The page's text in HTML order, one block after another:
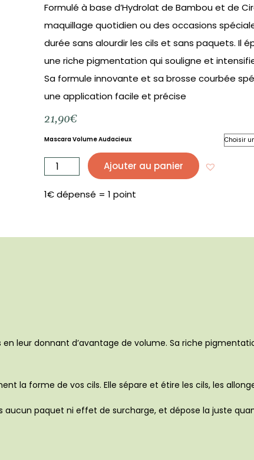
Formulé à base d’Hydrolat de Bambou et de
maquillage quotidien ou des occasions
durée sans alourdir les cils et sans paquets. Il
une riche pigmentation qui souligne et
Sa formule innovante et sa brosse courbée
une application facile et précise
21,90€
Mascara Volume Audacieux
de
Mascara
Volume
Audacieux
mL
-
Ajouter au panier
1€ dépensé = 1 point
leur donnant d’avantage de volume. Sa riche
la forme de vos cils. Elle sépare et étire les cils, les
aucun paquet ni effet de surcharge, et dépose la juste